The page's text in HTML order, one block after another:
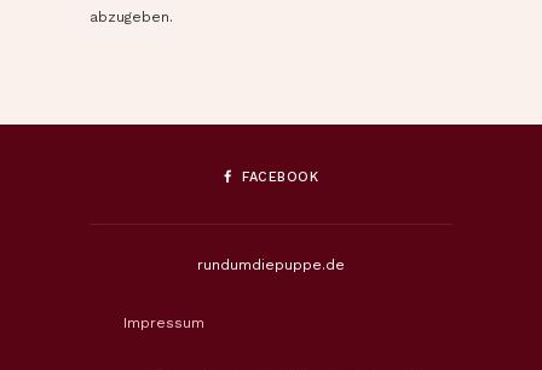
abzugeben.
FACEBOOK
rundumdiepuppe.de
Impressum